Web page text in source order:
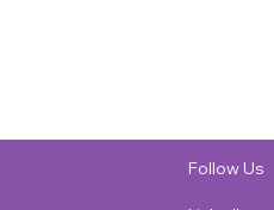
Follow Us